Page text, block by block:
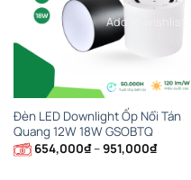
Add to wishlist
Đèn LED Downlight Ốp Nổi Tán
Quang 12W 18W GSOBTQ
654,000₫–951,000₫Khoảng
giá: